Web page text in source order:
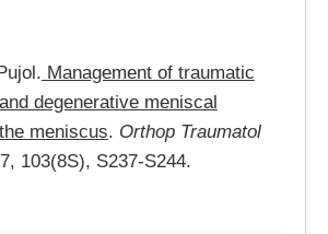
Management of traumatic
degenerative meniscal
meniscus. Orthop Traumatol
103(8S), S237-S244.